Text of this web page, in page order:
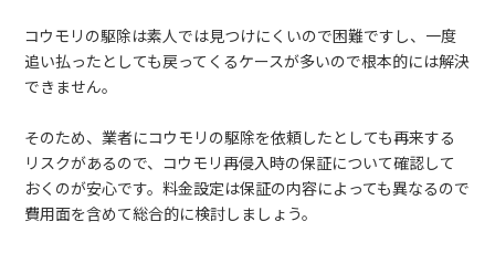
コウモリの駆除は素人では見つけにくいので困難ですし、一度
追い払ったとしても戻ってくるケースが多いので根本的には解決
できません。
そのため、業者にコウモリの駆除を依頼したとしても再来する
リスクがあるので、コウモリ再侵入時の保証について確認して
おくのが安心です。料金設定は保証の内容によっても異なるので
費用面を含めて総合的に検討しましょう。